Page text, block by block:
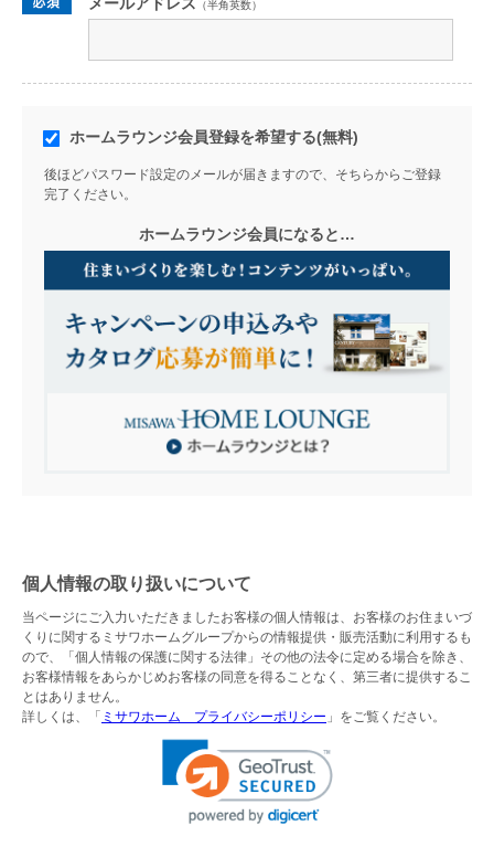
メールアドレス （半角英数）
ホームラウンジ会員登録を希望する(無料)
後ほどパスワード設定のメールが届きますので、そちらからご登録
完了ください。
ホームラウンジ会員になると…
個人情報の取り扱いについて
当ページにご入力いただきましたお客様の個人情報は、お客様のお住まいづ
くりに関するミサワホームグループからの情報提供・販売活動に利用するも
ので、「個人情報の保護に関する法律」その他の法令に定める場合を除き、
お客様情報をあらかじめお客様の同意を得ることなく、第三者に提供するこ
とはありません。
詳しくは、「 ミサワホーム プライバシーポリシー 」をご覧ください。